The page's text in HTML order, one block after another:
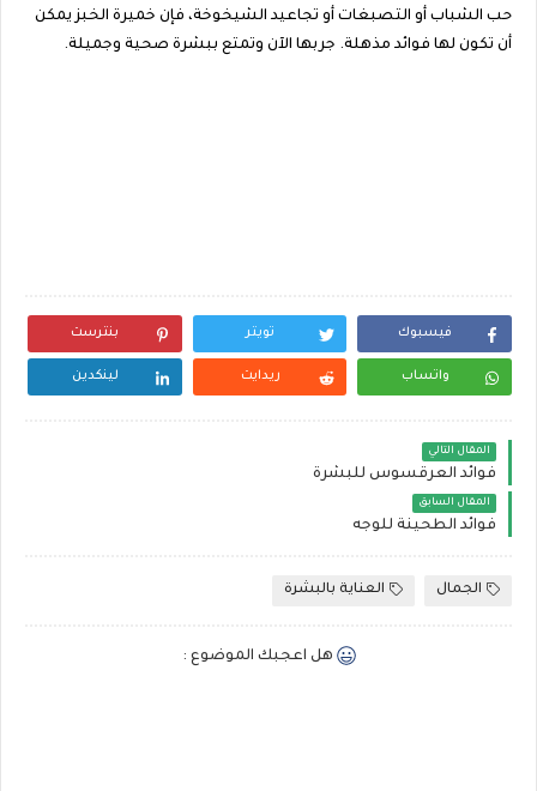
حب الشباب أو التصبغات أو تجاعيد الشيخوخة، فإن خميرة الخبز يمكن
أن تكون لها فوائد مذهلة. جربها الآن وتمتع ببشرة صحية وجميلة.
فيسبوك تويتر بنترست
واتساب ريدايت لينكدين
المقال التالي
فوائد العرقسوس للبشرة
المقال السابق
فوائد الطحينة للوجه
الجمال العناية بالبشرة
هل اعجبك الموضوع :